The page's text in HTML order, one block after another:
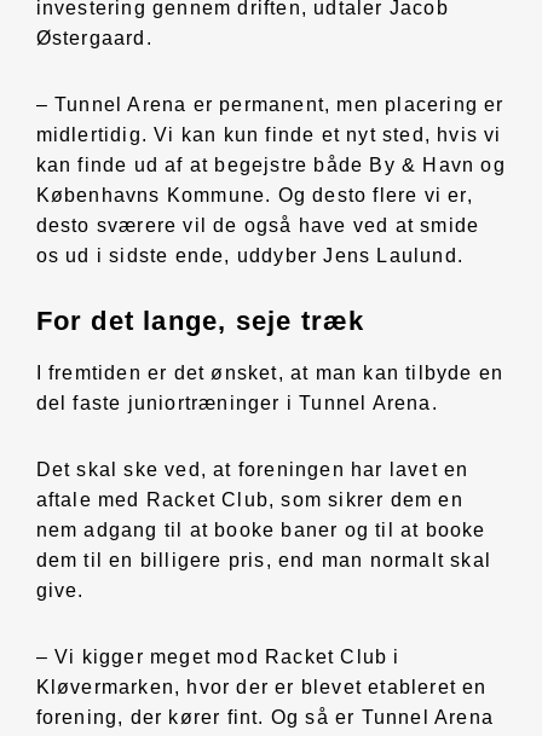
investering gennem driften, udtaler Jacob
Østergaard.
– Tunnel Arena er permanent, men placering er
midlertidig. Vi kan kun finde et nyt sted, hvis vi
kan finde ud af at begejstre både By & Havn og
Københavns Kommune. Og desto flere vi er,
desto sværere vil de også have ved at smide
os ud i sidste ende, uddyber Jens Laulund.
For det lange, seje træk
I fremtiden er det ønsket, at man kan tilbyde en
del faste juniortræninger i Tunnel Arena.
Det skal ske ved, at foreningen har lavet en
aftale med Racket Club, som sikrer dem en
nem adgang til at booke baner og til at booke
dem til en billigere pris, end man normalt skal
give.
– Vi kigger meget mod Racket Club i
Kløvermarken, hvor der er blevet etableret en
forening, der kører fint. Og så er Tunnel Arena